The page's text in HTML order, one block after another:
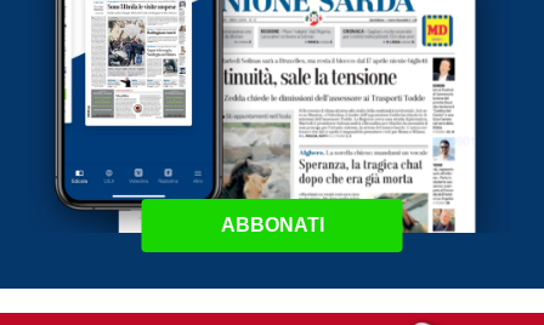
ABBONATI